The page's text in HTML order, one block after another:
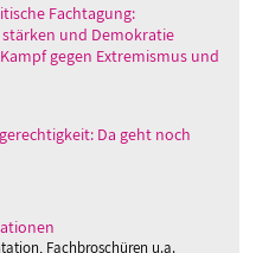
Fachtagung:
und Demokratie
gegen Extremismus und
Da geht noch
Fachbroschüren u.a.